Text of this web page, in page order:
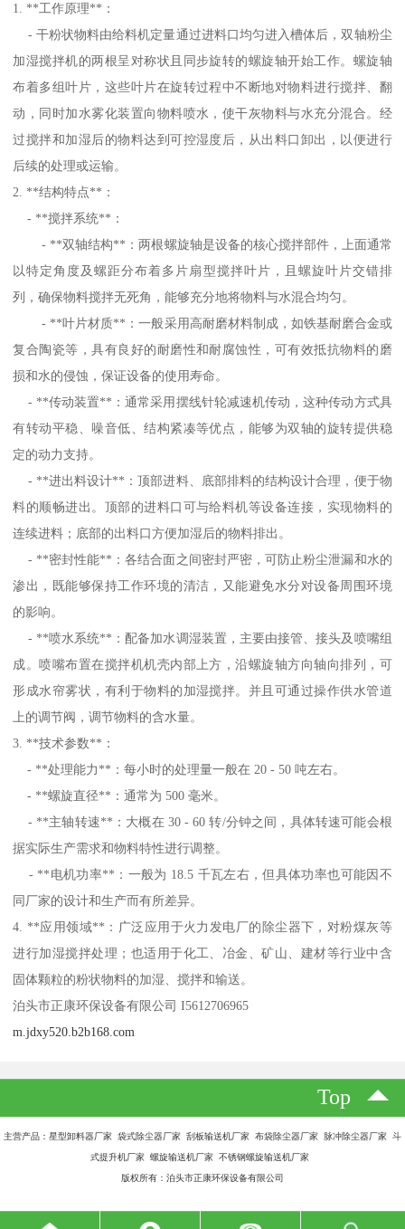
1. **工作原理**：
- 干粉状物料由给料机定量通过进料口均匀进入槽体后，双轴粉尘
加湿搅拌机的两根呈对称状且同步旋转的螺旋轴开始工作。螺旋轴
布着多组叶片，这些叶片在旋转过程中不断地对物料进行搅拌、翻
动，同时加水雾化装置向物料喷水，使干灰物料与水充分混合。经
过搅拌和加湿后的物料达到可控湿度后，从出料口卸出，以便进行
后续的处理或运输。
2. **结构特点**：
- **搅拌系统**：
- **双轴结构**：两根螺旋轴是设备的核心搅拌部件，上面通常
以特定角度及螺距分布着多片扇型搅拌叶片，且螺旋叶片交错排
列，确保物料搅拌无死角，能够充分地将物料与水混合均匀。
- **叶片材质**：一般采用高耐磨材料制成，如铁基耐磨合金或
复合陶瓷等，具有良好的耐磨性和耐腐蚀性，可有效抵抗物料的磨
损和水的侵蚀，保证设备的使用寿命。
- **传动装置**：通常采用摆线针轮减速机传动，这种传动方式具
有转动平稳、噪音低、结构紧凑等优点，能够为双轴的旋转提供稳
定的动力支持。
- **进出料设计**：顶部进料、底部排料的结构设计合理，便于物
料的顺畅进出。顶部的进料口可与给料机等设备连接，实现物料的
连续进料；底部的出料口方便加湿后的物料排出。
- **密封性能**：各结合面之间密封严密，可防止粉尘泄漏和水的
渗出，既能够保持工作环境的清洁，又能避免水分对设备周围环境
的影响。
- **喷水系统**：配备加水调湿装置，主要由接管、接头及喷嘴组
成。喷嘴布置在搅拌机机壳内部上方，沿螺旋轴方向轴向排列，可
形成水帘雾状，有利于物料的加湿搅拌。并且可通过操作供水管道
上的调节阀，调节物料的含水量。
3. **技术参数**：
- **处理能力**：每小时的处理量一般在 20 - 50 吨左右。
- **螺旋直径**：通常为 500 毫米。
- **主轴转速**：大概在 30 - 60 转/分钟之间，具体转速可能会根
据实际生产需求和物料特性进行调整。
- **电机功率**：一般为 18.5 千瓦左右，但具体功率也可能因不
同厂家的设计和生产而有所差异。
4. **应用领域**：广泛应用于火力发电厂的除尘器下，对粉煤灰等
进行加湿搅拌处理；也适用于化工、冶金、矿山、建材等行业中含
固体颗粒的粉状物料的加湿、搅拌和输送。
泊头市正康环保设备有限公司 I5612706965
m.jdxy520.b2b168.com
Top
主营产品：星型卸料器厂家 袋式除尘器厂家 刮板输送机厂家 布袋除尘器厂家 脉冲除尘器厂家 斗
式提升机厂家 螺旋输送机厂家 不锈钢螺旋输送机厂家
版权所有：泊头市正康环保设备有限公司